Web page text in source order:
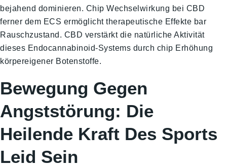
bejahend dominieren. Chip Wechselwirkung bei CBD
ferner dem ECS ermöglicht therapeutische Effekte bar
Rauschzustand. CBD verstärkt die natürliche Aktivität
dieses Endocannabinoid-Systems durch chip Erhöhung
körpereigener Botenstoffe.
Bewegung Gegen
Angststörung: Die
Heilende Kraft Des Sports
Leid Sein